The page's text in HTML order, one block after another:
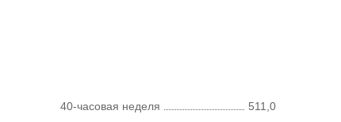
40-часовая неделя
511,0